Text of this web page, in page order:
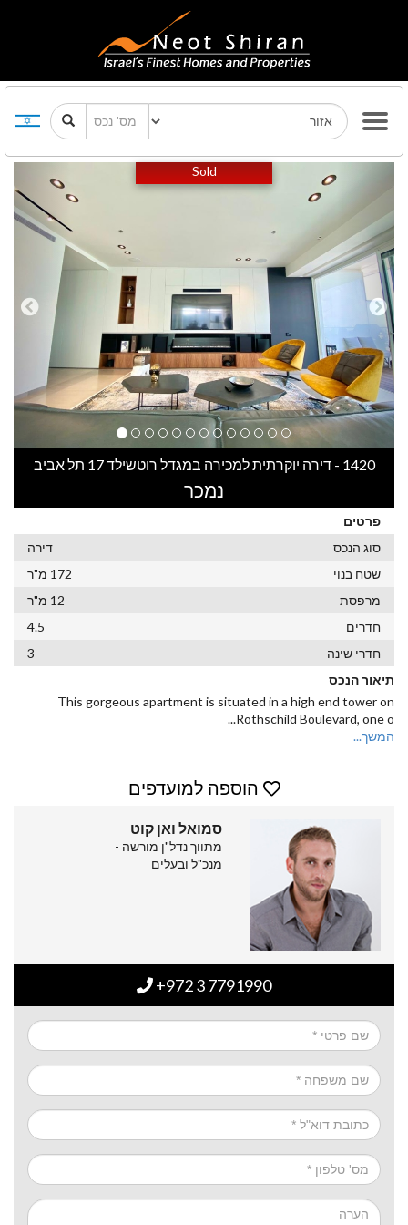
Sold
Previous Next
1420 - דירה יוקרתית למכירה במגדל רוטשילד 17 תל אביב
נמכר
פרטים
סוג הנכס
דירה
שטח בנוי
172 מ"ר
מרפסת
12 מ"ר
חדרים
4.5
חדרי שינה
3
תיאור הנכס
This gorgeous apartment is situated in a high end tower on
Rothschild Boulevard, one o
...
המשך...
הוספה למועדפים
סמואל ואן קוט
מתווך נדל"ן מורשה -
מנכ"ל ובעלים
+972 3 7791990